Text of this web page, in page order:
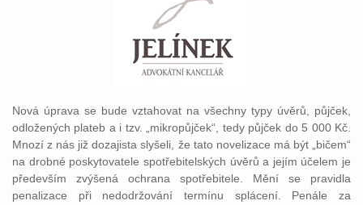
Nová úprava se bude vztahovat na všechny typy úvěrů, půjček,
odložených plateb a i tzv. „mikropůjček“, tedy půjček do 5 000 Kč.
Mnozí z nás již dozajista slyšeli, že tato novelizace má být „bičem“
na drobné poskytovatele spotřebitelských úvěrů a jejím účelem je
především zvýšená ochrana spotřebitele. Mění se pravidla
penalizace při nedodržování termínu splácení. Penále za